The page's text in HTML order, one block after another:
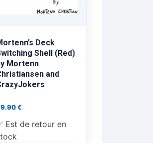
Deck
Shell (Red)
Mortenn
and
€
Est de retour en